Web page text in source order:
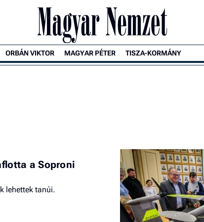
ORBÁN VIKTOR MAGYAR PÉTER TISZA-KORMÁNY
a Soproni
lehettek tanúi.